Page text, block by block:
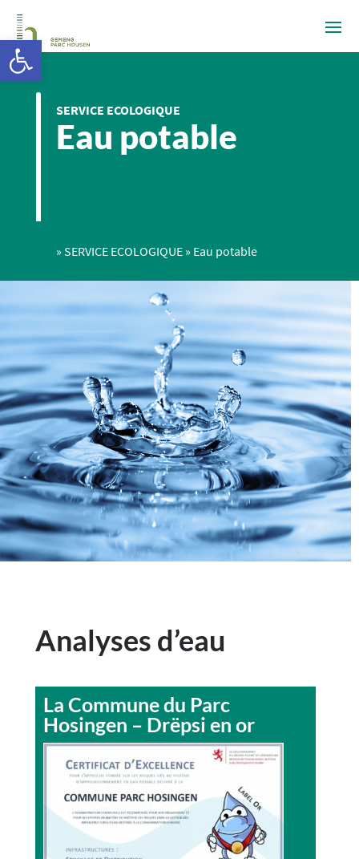
SERVICE ECOLOGIQUE
Eau potable
» SERVICE ECOLOGIQUE » Eau potable
Analyses d’eau
La Commune du Parc
Hosingen – Drëpsi en or
Ouvrir la barre d’outils